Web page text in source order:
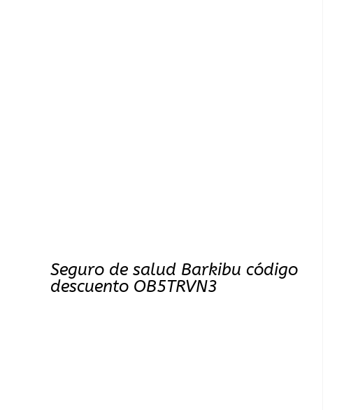
Seguro de salud Barkibu código
descuento OB5TRVN3